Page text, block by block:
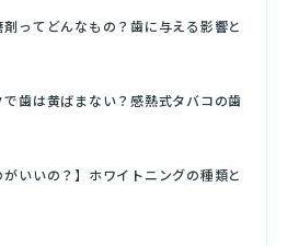
ってどんなもの？歯に与える影響と
歯は黄ばまない？感熱式タバコの歯
がいいの？】ホワイトニングの種類と